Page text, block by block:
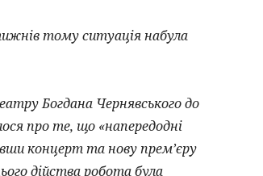
тому ситуація набула
Богдана Чернявського до
про те, що «напередодні
концерт та нову прем’єру
дійства робота була